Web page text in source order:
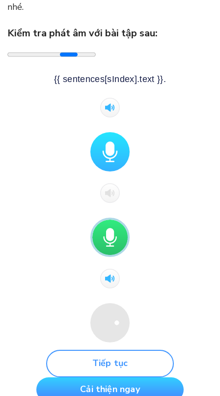
nhé.
Kiểm tra phát âm với bài tập sau:
{{ sentences[sIndex].text }}.
Tiếp tục
Cải thiện ngay